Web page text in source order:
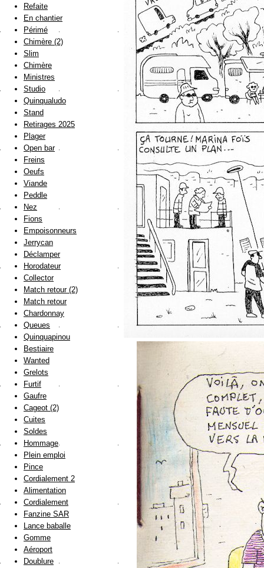
Refaite
En chantier
Périmé
Chimère (2)
Slim
Chimère
Ministres
Studio
Quinqualudo
Stand
Retirages 2025
Plager
Open bar
Freins
Oeufs
Viande
Peddle
Nez
Fions
Empoisonneurs
Jerrycan
Déclamper
Horodateur
Collector
Match retour (2)
Match retour
Chardonnay
Queues
Quinquapinou
Bestiaire
Wanted
Grelots
Furtif
Gaufre
Cageot (2)
Cuites
Soldes
Hommage
Plein emploi
Pince
Cordialement 2
Alimentation
Cordialement
Fanzine SAR
Lance baballe
Gomme
Aéroport
Doublure